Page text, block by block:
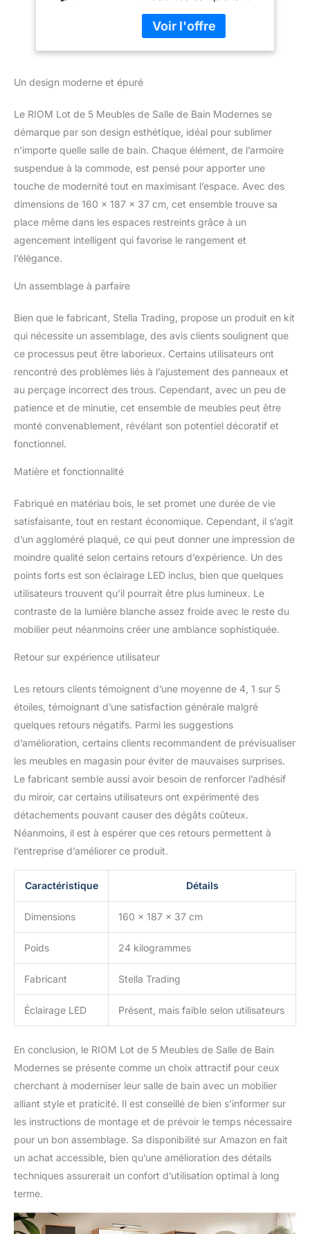
Suspendue, Une
Armoire inférieure,
Une Armoire à
Miroir et Une
187 x 37 cm (l x H x
armoire suspendue, une
armoire inférieure, une
armoire à miroir et une
37 cm (l x H x P)
de la série RIOM
convainquent par leur
finition en chêne Artisan
et en noir. Cette finition
bicolore harmonieuse
leur confère une
esthétique
s'intègre parfaitement
dans différentes salles de
exploiter au mieux
l'espace disponible dans
la salle de bains. Des
matériaux de haute
qualité et une fabrication
robuste garantissent un
investissement rentable.
rangement – le meuble
suffisamment d'espace
pour les serviettes, les
articles de toilette et
autres articles du
quotidien. Montage facile
– grâce aux instructions
détaillées (français non
garanti), le meuble est
et convient donc aux
37 cm (L x H x P). Stella
Trading – le mobilier est
notre passion. Nous
garantissons la meilleure
qualité et c'est pour cette
raison que nous
travaillons uniquement
avec des fournisseurs
soigneusement
Un design moderne et épuré
Le RIOM Lot de 5 Meubles de Salle de Bain Modernes se
démarque par son design esthétique, idéal pour sublimer
n’importe quelle salle de bain. Chaque élément, de l’armoire
suspendue à la commode, est pensé pour apporter une
touche de modernité tout en maximisant l’espace. Avec des
dimensions de 160 x 187 x 37 cm, cet ensemble trouve sa
place même dans les espaces restreints grâce à un
agencement intelligent qui favorise le rangement et
l’élégance.
Un assemblage à parfaire
Bien que le fabricant, Stella Trading, propose un produit en kit
qui nécessite un assemblage, des avis clients soulignent que
ce processus peut être laborieux. Certains utilisateurs ont
rencontré des problèmes liés à l’ajustement des panneaux et
au perçage incorrect des trous. Cependant, avec un peu de
patience et de minutie, cet ensemble de meubles peut être
monté convenablement, révélant son potentiel décoratif et
fonctionnel.
Matière et fonctionnalité
Fabriqué en matériau bois, le set promet une durée de vie
satisfaisante, tout en restant économique. Cependant, il s’agit
d’un aggloméré plaqué, ce qui peut donner une impression de
moindre qualité selon certains retours d’expérience. Un des
points forts est son éclairage LED inclus, bien que quelques
utilisateurs trouvent qu’il pourrait être plus lumineux. Le
contraste de la lumière blanche assez froide avec le reste du
mobilier peut néanmoins créer une ambiance sophistiquée.
Retour sur expérience utilisateur
Les retours clients témoignent d’une moyenne de 4, 1 sur 5
étoiles, témoignant d’une satisfaction générale malgré
quelques retours négatifs. Parmi les suggestions
d’amélioration, certains clients recommandent de prévisualiser
les meubles en magasin pour éviter de mauvaises surprises.
Le fabricant semble aussi avoir besoin de renforcer l’adhésif
du miroir, car certains utilisateurs ont expérimenté des
détachements pouvant causer des dégâts coûteux.
Néanmoins, il est à espérer que ces retours permettent à
l’entreprise d’améliorer ce produit.
Caractéristique Détails
Dimensions 160 x 187 x 37 cm
Poids 24 kilogrammes
Fabricant Stella Trading
Éclairage LED Présent, mais faible selon utilisateurs
En conclusion, le RIOM Lot de 5 Meubles de Salle de Bain
Modernes se présente comme un choix attractif pour ceux
cherchant à moderniser leur salle de bain avec un mobilier
alliant style et praticité. Il est conseillé de bien s’informer sur
les instructions de montage et de prévoir le temps nécessaire
pour un bon assemblage. Sa disponibilité sur Amazon en fait
un achat accessible, bien qu’une amélioration des détails
techniques assurerait un confort d’utilisation optimal à long
terme.